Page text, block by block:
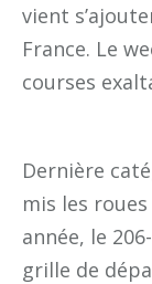
vient
France. Le
courses
Dernière
mis les
année, le
grille de